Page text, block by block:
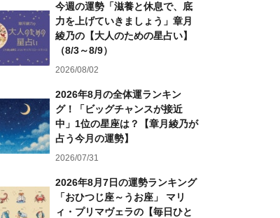
今週の運勢「滋養と休息で、底
力を上げていきましょう」章月
綾乃の【大人のための星占い】
（8/3～8/9）
2026/08/02
2026年8月の全体運ランキン
グ！「ビッグチャンスが接近
中」1位の星座は？【章月綾乃が
占う今月の運勢】
2026/07/31
2026年8月7日の運勢ランキング
「おひつじ座～うお座」 マリ
ィ・プリマヴェラの【毎日ひと